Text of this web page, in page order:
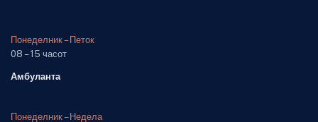
Понеделник – Петок
08 – 15 часот
Амбуланта
Понеделник – Недела